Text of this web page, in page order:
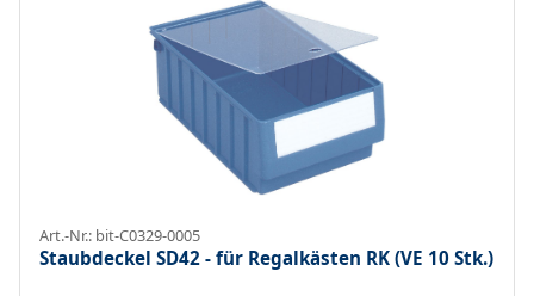
Art.-Nr.: bit-C0329-0005
Staubdeckel SD42 - für Regalkästen RK (VE 10 Stk.)